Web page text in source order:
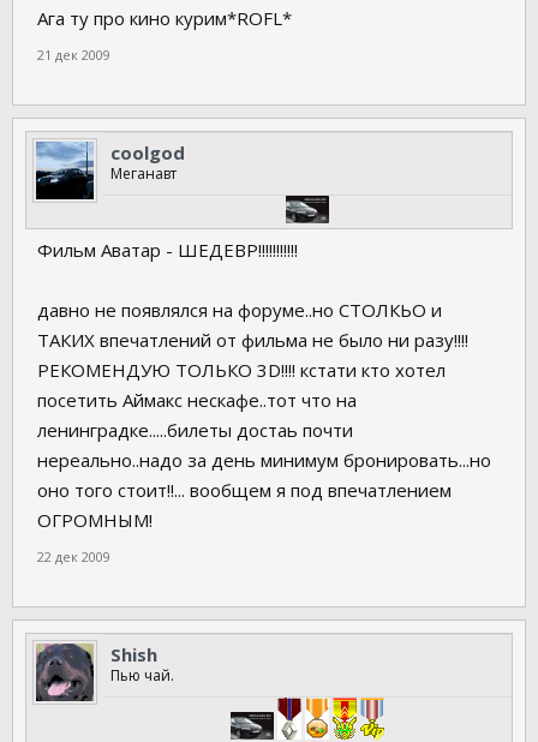
Ага ту про кино курим*ROFL*
21 дек 2009
coolgod
Меганавт
Фильм Аватар - ШЕДЕВР!!!!!!!!!!!
давно не появлялся на форуме..но СТОЛКЬО и
ТАКИХ впечатлений от фильма не было ни разу!!!!
РЕКОМЕНДУЮ ТОЛЬКО 3D!!!! кстати кто хотел
посетить Аймакс нескафе..тот что на
ленинградке.....билеты достаь почти
нереально..надо за день минимум бронировать...но
оно того стоит!!... вообщем я под впечатлением
ОГРОМНЫМ!
22 дек 2009
Shish
Пью чай.